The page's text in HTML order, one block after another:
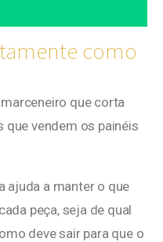
como
que corta
que vendem os painéis
ajuda a manter o que
peça, seja de qual
deve sair para que o